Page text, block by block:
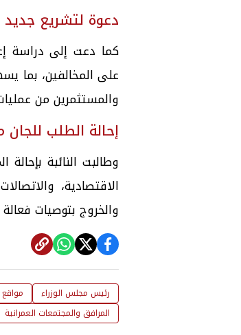
دعوة لتشريع
كما دعت إلى دراسة
على المخالفين، بما
والمستثمرين من
إحالة الطلب
وطالبت النائبة
الاقتصادية،
والخروج بتوصيات
رئيس مجلس الوزراء
المرافق والمجتمعات العمرانية